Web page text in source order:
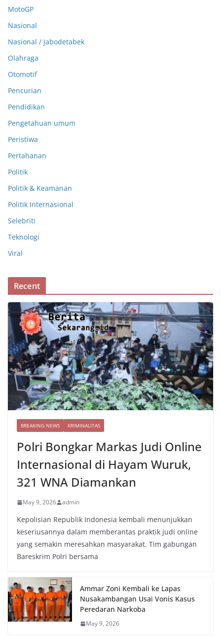
MotoGP
Nasional
Nasional / Jabodetabek
Olahraga
Otomotif
Pencurian
Pendidikan
Pengetahuan umum
Peristiwa
Pertahanan
Politik
Politik & Keamanan
Politik Internasional
Selebriti
Teknologi
Viral
Recent
BREAKING NEWS KRIMINALITAS
Polri Bongkar Markas Judi Online
Internasional di Hayam Wuruk,
321 WNA Diamankan
May 9, 2026 admin
Kepolisian Republik Indonesia kembali menunjukkan
keseriusannya dalam memberantas praktik judi online
yang semakin meresahkan masyarakat. Tim gabungan
Bareskrim Polri bersama
Ammar Zoni Kembali ke Lapas
Nusakambangan Usai Vonis Kasus
Peredaran Narkoba
May 9, 2026